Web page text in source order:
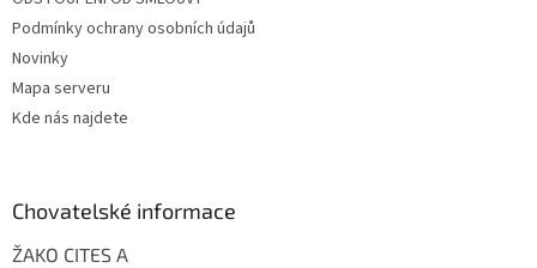
Podmínky ochrany osobních údajů
Novinky
Mapa serveru
Kde nás najdete
Chovatelské informace
ŽAKO CITES A